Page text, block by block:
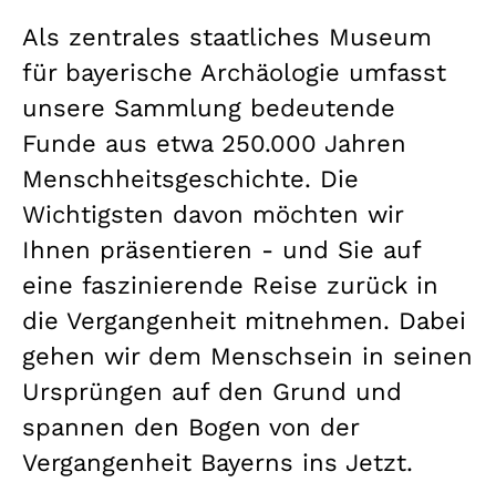
Als zentrales staatliches Museum
für bayerische Archäologie umfasst
unsere Sammlung bedeutende
Funde aus etwa 250.000 Jahren
Menschheitsgeschichte. Die
Wichtigsten davon möchten wir
Ihnen präsentieren - und Sie auf
eine faszinierende Reise zurück in
die Vergangenheit mitnehmen. Dabei
gehen wir dem Menschsein in seinen
Ursprüngen auf den Grund und
spannen den Bogen von der
Vergangenheit Bayerns ins Jetzt.